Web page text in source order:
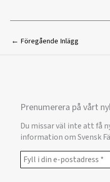
← Föregående Inlägg
Prenumerera på vårt
Du missar väl inte att få
information om Svensk